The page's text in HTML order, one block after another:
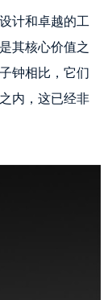
计和卓越的工
其核心价值之
钟相比，它们
内，这已经非